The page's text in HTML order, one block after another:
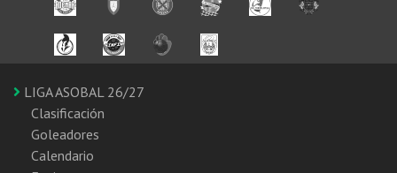
LIGA ASOBAL 26/27
Clasificación
Goleadores
Calendario